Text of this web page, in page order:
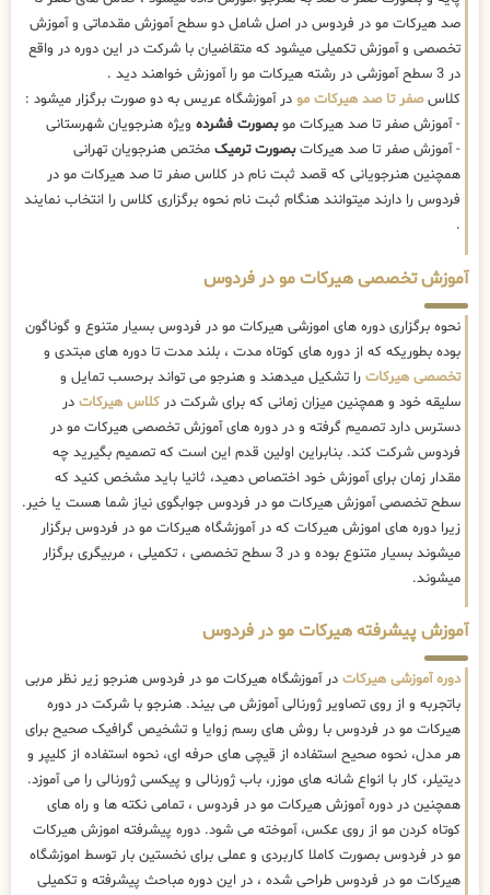
صد هیرکات مو در فردوس در اصل شامل دو سطح آموزش مقدماتی و آموزش
تخصصی و آموزش تکمیلی میشود که متقاضیان با شرکت در این دوره در واقع
در 3 سطح آموزشی در رشته هیرکات مو را آموزش خواهند دید .
کلاسصفر تا صد هیرکات مو در آموزشگاه عریس به دو صورت برگزار میشود :
- آموزش صفر تا صد هیرکات موبصورت فشرده ویژه هنرجویان شهرستانی
- آموزش صفر تا صد هیرکاتبصورت ترمیک مختص هنرجویان تهرانی
همچنین هنرجویانی که قصد ثبت نام در کلاس صفر تا صد هیرکات مو در
فردوس را دارند میتوانند هنگام ثبت نام نحوه برگزاری کلاس را انتخاب نمایند
.
آموزش تخصصی هیرکات مو در فردوس
نحوه برگزاری دوره های اموزشی هیرکات مو در فردوس بسیار متنوع و گوناگون
بوده بطوریکه که از دوره های کوتاه مدت ، بلند مدت تا دوره های مبتدی و
تخصصی هیرکات را تشکیل میدهند و هنرجو می تواند برحسب تمایل و
سلیقه خود و همچنین میزان زمانی که برای شرکت در کلاس هیرکات در
دسترس دارد تصمیم گرفته و در دوره های آموزش تخصصی هیرکات مو در
فردوس شرکت کند. بنابراین اولین قدم این است که تصمیم بگیرید چه
مقدار زمان برای آموزش خود اختصاص دهید، ثانیا باید مشخص کنید که
سطح تخصصی آموزش هیرکات مو در فردوس جوابگوی نیاز شما هست یا خیر.
زیرا دوره های اموزش هیرکات که در آموزشگاه هیرکات مو در فردوس برگزار
میشوند بسیار متنوع بوده و در 3 سطح تخصصی ، تکمیلی ، مربیگری برگزار
میشوند.
آموزش پیشرفته هیرکات مو در فردوس
دوره آموزشی هیرکات در آموزشگاه هیرکات مو در فردوس هنرجو زیر نظر مربی
باتجربه و از روی تصاویر ژورنالی آموزش می بیند. هنرجو با شرکت در دوره
هیرکات مو در فردوس با روش های رسم زوایا و تشخیص گرافیک صحیح برای
هر مدل، نحوه صحیح استفاده از قیچی های حرفه ای، نحوه استفاده از کلیپر و
دیتیلر، کار با انواع شانه های موزر، باب ژورنالی و پیکسی ژورنالی را می آموزد.
همچنین در دوره آموزش هیرکات مو در فردوس ، تمامی نکته ها و راه های
کوتاه کردن مو از روی عکس، آموخته می شود. دوره پیشرفته اموزش هیرکات
مو در فردوس بصورت کاملا کاربردی و عملی برای نخستین بار توسط اموزشگاه
هیرکات مو در فردوس طراحی شده ، در این دوره مباحث پیشرفته و تکمیلی